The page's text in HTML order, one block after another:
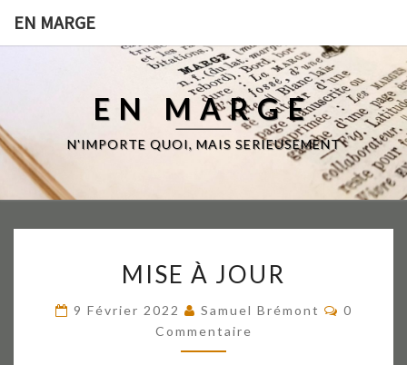
EN MARGE
EN MARGE
N'IMPORTE QUOI, MAIS SERIEUSEMENT
À
MISE À JOUR
9 Février 2022 Samuel Brémont
0
Commentaire